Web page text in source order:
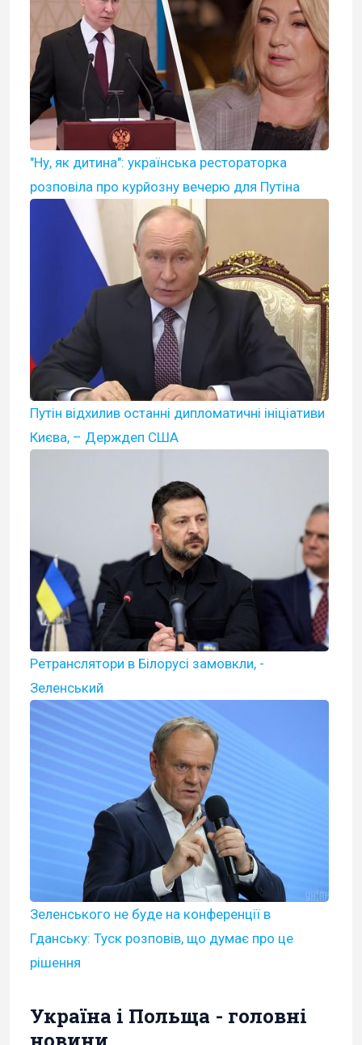
"Ну, як дитина": українська рестораторка
розповіла про курйозну вечерю для Путіна
Путін відхилив останні дипломатичні ініціативи
Києва, – Держдеп США
Ретранслятори в Білорусі замовкли, -
Зеленський
Зеленського не буде на конференції в
Гданську: Туск розповів, що думає про це
рішення
Україна і Польща - головні